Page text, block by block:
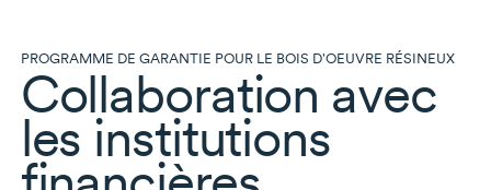
PROGRAMME DE GARANTIE POUR LE BOIS D'OEUVRE RÉSINEUX
Collaboration avec
les institutions